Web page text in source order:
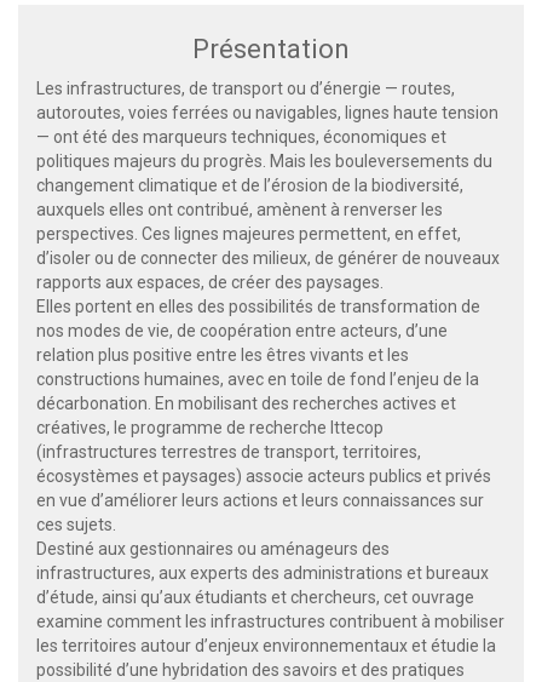
Présentation
Les infrastructures, de transport ou d’énergie — routes,
autoroutes, voies ferrées ou navigables, lignes haute tension
— ont été des marqueurs techniques, économiques et
politiques majeurs du progrès. Mais les bouleversements du
changement climatique et de l’érosion de la biodiversité,
auxquels elles ont contribué, amènent à renverser les
perspectives. Ces lignes majeures permettent, en effet,
d’isoler ou de connecter des milieux, de générer de nouveaux
rapports aux espaces, de créer des paysages.
Elles portent en elles des possibilités de transformation de
nos modes de vie, de coopération entre acteurs, d’une
relation plus positive entre les êtres vivants et les
constructions humaines, avec en toile de fond l’enjeu de la
décarbonation. En mobilisant des recherches actives et
créatives, le programme de recherche Ittecop
(infrastructures terrestres de transport, territoires,
écosystèmes et paysages) associe acteurs publics et privés
en vue d’améliorer leurs actions et leurs connaissances sur
ces sujets.
Destiné aux gestionnaires ou aménageurs des
infrastructures, aux experts des administrations et bureaux
d’étude, ainsi qu’aux étudiants et chercheurs, cet ouvrage
examine comment les infrastructures contribuent à mobiliser
les territoires autour d’enjeux environnementaux et étudie la
possibilité d’une hybridation des savoirs et des pratiques